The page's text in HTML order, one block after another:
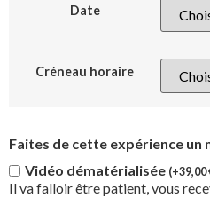
Date
Créneau horaire
Faites de cette expérience un
Vidéo dématérialisée (+39,00
Il va falloir être patient, vous